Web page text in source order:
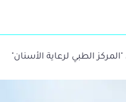
الطبي لرعاية الأسنان"